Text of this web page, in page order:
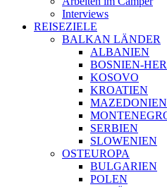
Interviews
REISEZIELE
BALKAN LÄNDER
ALBANIEN
BOSNIEN-
KOSOVO
KROATIEN
MAZEDONIEN
SERBIEN
SLOWENIEN
OSTEUROPA
BULGARIEN
POLEN